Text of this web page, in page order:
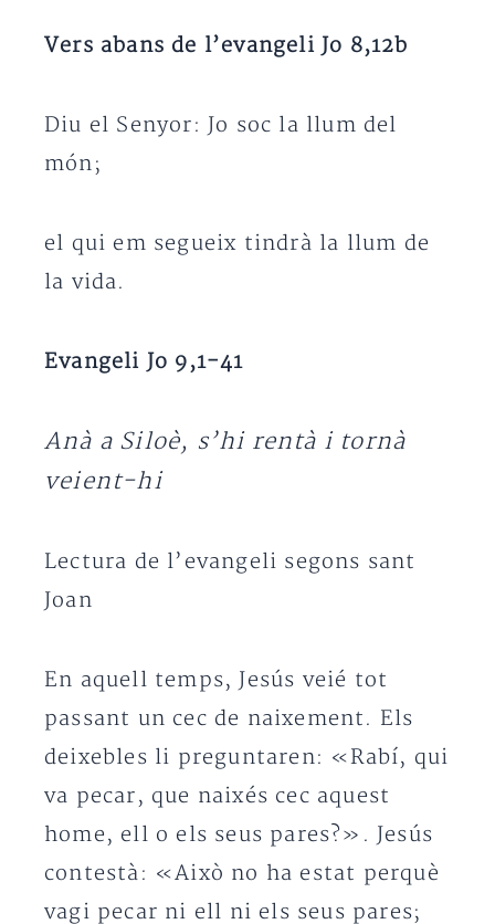
Vers abans de l’evangeli Jo 8,12b
Diu el Senyor: Jo soc la llum del
món;
el qui em segueix tindrà la llum de
la vida.
Evangeli Jo 9,1-41
Anà a Siloè, s’hi rentà i tornà
veient-hi
Lectura de l’evangeli segons sant
Joan
En aquell temps, Jesús veié tot
passant un cec de naixement. Els
deixebles li preguntaren: «Rabí, qui
va pecar, que naixés cec aquest
home, ell o els seus pares?». Jesús
contestà: «Això no ha estat perquè
vagi pecar ni ell ni els seus pares;